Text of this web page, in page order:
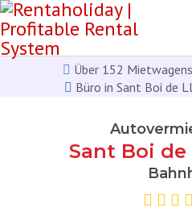
Über 152
Büro in Sant Boi de
Sant Boi